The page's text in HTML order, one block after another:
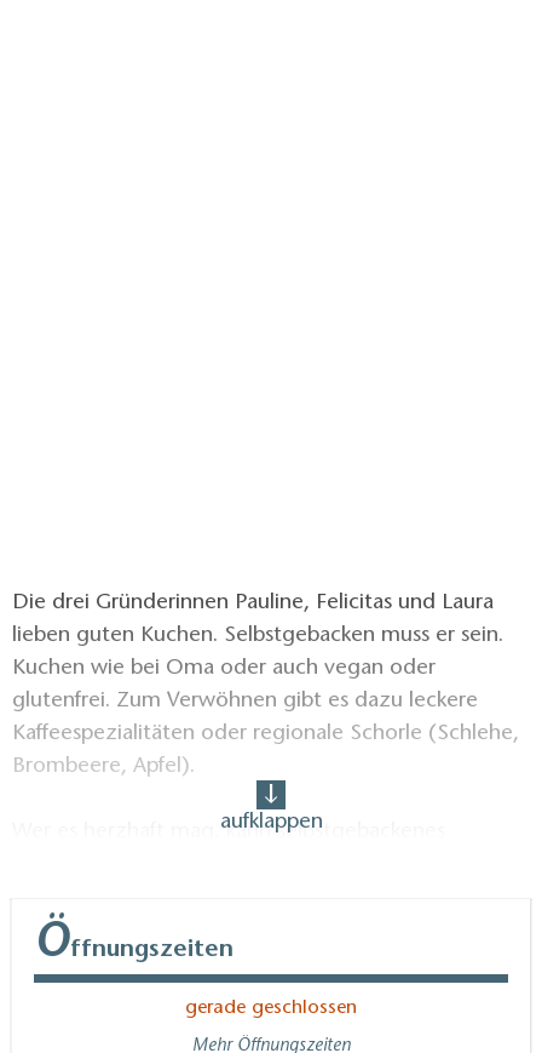
Die drei Gründerinnen Pauline, Felicitas und Laura
lieben guten Kuchen. Selbstgebacken muss er sein.
Kuchen wie bei Oma oder auch vegan oder
glutenfrei. Zum Verwöhnen gibt es dazu leckere
Kaffeespezialitäten oder regionale Schorle (Schlehe,
Brombeere, Apfel).
Wer es herzhaft mag, kann selbstgebackenes
Das Café Apfel ist aber nicht nur Café. Es werdenen
auch verschiedene Veranstaltungen und Workshops
aufklappen
Öffnungszeiten
gerade geschlossen
Mehr Öffnungszeiten